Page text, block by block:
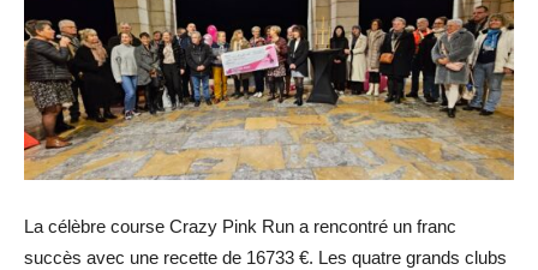
La célèbre course Crazy Pink Run a rencontré un franc
succès avec une recette de 16733 €. Les quatre grands clubs